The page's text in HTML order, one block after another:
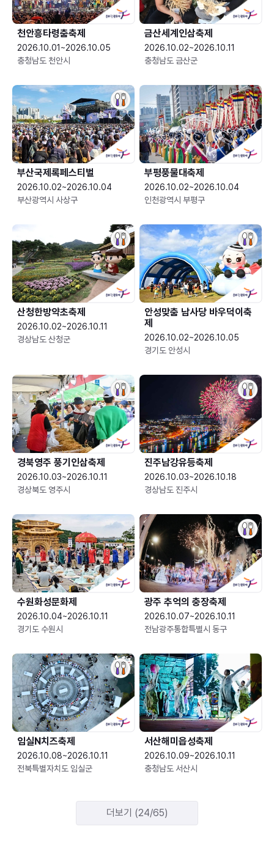
천안흥타령춤축제
2026.10.01~2026.10.05
충청남도 천안시
금산세계인삼축제
2026.10.02~2026.10.11
충청남도 금산군
부산국제록페스티벌
2026.10.02~2026.10.04
부산광역시 사상구
부평풍물대축제
2026.10.02~2026.10.04
인천광역시 부평구
산청한방약초축제
2026.10.02~2026.10.11
경상남도 산청군
안성맞춤 남사당 바우덕이축
제
2026.10.02~2026.10.05
경기도 안성시
경북영주 풍기인삼축제
2026.10.03~2026.10.11
경상북도 영주시
진주남강유등축제
2026.10.03~2026.10.18
경상남도 진주시
수원화성문화제
2026.10.04~2026.10.11
경기도 수원시
광주 추억의 충장축제
2026.10.07~2026.10.11
전남광주통합특별시 동구
임실N치즈축제
2026.10.08~2026.10.11
전북특별자치도 임실군
서산해미읍성축제
2026.10.09~2026.10.11
충청남도 서산시
더보기 (24/65)